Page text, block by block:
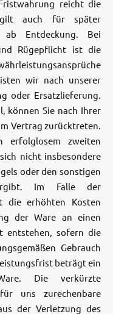
reicht die
gilt auch für später
ab Entdeckung. Bei
Rügepflicht ist die
wir nach unserer
oder Ersatzlieferung.
können Sie nach Ihrer
Vertrag zurücktreten.
erfolglosem zweiten
nicht insbesondere
oder den sonstigen
Im Falle der
die erhöhten Kosten
der Ware an einen
entstehen, sofern die
Gebrauch
beträgt ein
Die verkürzte
uns zurechenbare
der Verletzung des